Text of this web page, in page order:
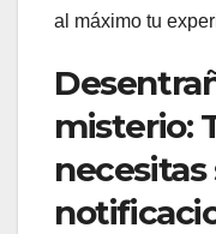
al máximo tu
misterio:
necesitas